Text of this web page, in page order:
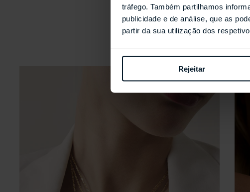
tráfego. Também partilhamos
publicidade e de análise, que as
partir da sua utilização dos
Rejeitar